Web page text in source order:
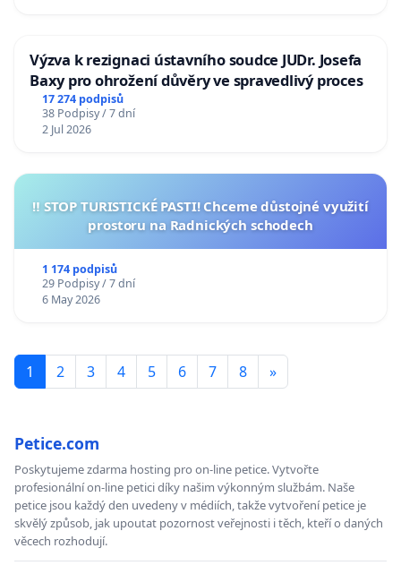
Výzva k rezignaci ústavního soudce JUDr. Josefa
Baxy pro ohrožení důvěry ve spravedlivý proces
17 274 podpisů
38 Podpisy / 7 dní
2 Jul 2026
‼️ STOP TURISTICKÉ PASTI! Chceme důstojné využití
prostoru na Radnických schodech
1 174 podpisů
29 Podpisy / 7 dní
6 May 2026
1 2 3 4 5 6 7 8 »
Petice.com
Poskytujeme zdarma hosting pro on-line petice. Vytvořte
profesionální on-line petici díky našim výkonným službám. Naše
petice jsou každý den uvedeny v médiích, takže vytvoření petice je
skvělý způsob, jak upoutat pozornost veřejnosti i těch, kteří o daných
věcech rozhodují.